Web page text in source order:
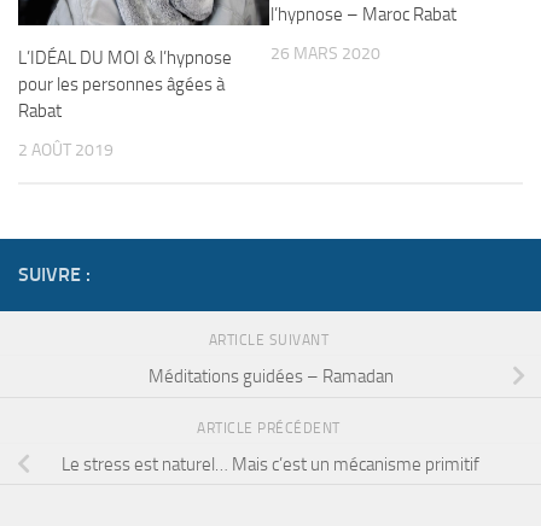
L’IDÉAL DU MOI & l’hypnose
pour les personnes âgées à
Rabat
2 AOÛT 2019
l’hypnose – Maroc Rabat
26 MARS 2020
SUIVRE :
ARTICLE SUIVANT
Méditations guidées – Ramadan
ARTICLE PRÉCÉDENT
Le stress est naturel… Mais c’est un mécanisme primitif